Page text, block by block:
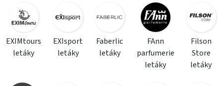
EXIMtours
letáky
EXIsport
letáky
Faberlic
letáky
FAnn
parfumerie
letáky
Filson
Store
letáky